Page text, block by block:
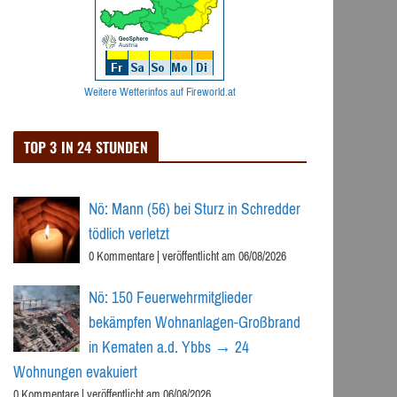
Weitere Wetterinfos auf Fireworld.at
TOP 3 IN 24 STUNDEN
Nö: Mann (56) bei Sturz in Schredder
tödlich verletzt
0 Kommentare|veröffentlicht am 06/08/2026
Nö: 150 Feuerwehrmitglieder
bekämpfen Wohnanlagen-Großbrand
in Kematen a.d. Ybbs → 24
Wohnungen evakuiert